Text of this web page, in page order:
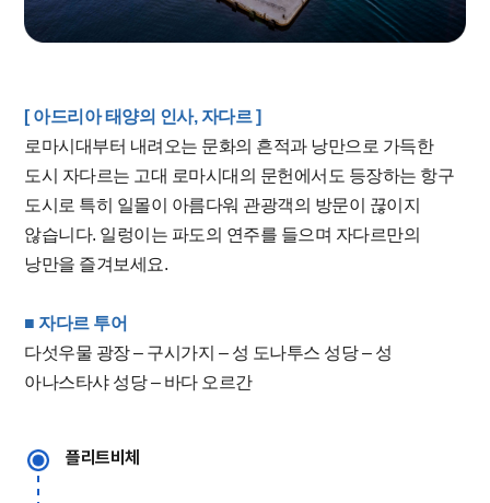
[ 아드리아 태양의 인사, 자다르 ]
로마시대부터 내려오는 문화의 흔적과 낭만으로 가득한
도시 자다르는 고대 로마시대의 문헌에서도 등장하는 항구
도시로 특히 일몰이 아름다워 관광객의 방문이 끊이지
않습니다. 일렁이는 파도의 연주를 들으며 자다르만의
낭만을 즐겨보세요.
■ ​ 자다르 투어
다섯우물 광장 – 구시가지 – 성 도나투스 성당 – 성
아나스타샤 성당 – 바다 오르간
플리트비체